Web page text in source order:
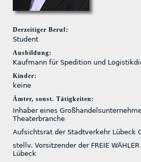
Derzeitiger Beruf:
Student
Ausbildung:
Kaufmann für Spedition und
Kinder:
keine
Ämter, sonst. Tätigkeiten:
Inhaber eines
Theaterbranche
Aufsichtsrat der Stadtverkehr Lübeck
stellv. Vorsitzender der FREIE
Lübeck